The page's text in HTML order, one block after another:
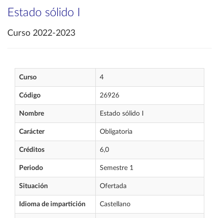
Estado sólido I
Curso 2022-2023
Curso 4
Código 26926
Nombre Estado sólido I
Carácter Obligatoria
Créditos 6,0
Periodo Semestre 1
Situación Ofertada
Idioma de impartición Castellano